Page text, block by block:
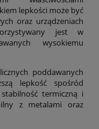
lepkości może być
oraz urządzeniach
jest w
wysokiemu
poddawanych
lepkość spośród
termiczną i
z metalami oraz